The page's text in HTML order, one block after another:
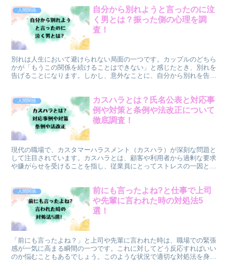
人間関係
自分から別れようと言ったのに泣
く男とは？振った側の心理を調
査！
別れは人生において避けられない局面の一つです。カップルのどちら
かが「もうこの関係を続けることはできない」と感じたとき、別れを
告げることになります。しかし、意外なことに、自分から別れを告げ
人間関係
カスハラとは？氏名公表と対応事
例や対策と条例や法改正について
徹底調査！
現代の職場で、カスタマーハラスメント（カスハラ）が深刻な問題と
して注目されています。カスハラとは、顧客や利用者から過剰な要求
や嫌がらせを受けることを指し、従業員にとってストレスの一因とな
人間関係
前にも言ったよね?と仕事で上司
や先輩に言われた時の対処法5
選！
「前にも言ったよね？」と上司や先輩に言われた時は、職場での緊張
感が一気に高まる瞬間の一つです。これに対してどう反応すればいい
のか悩むこともあるでしょう。このような状況で適切な対処法を身に